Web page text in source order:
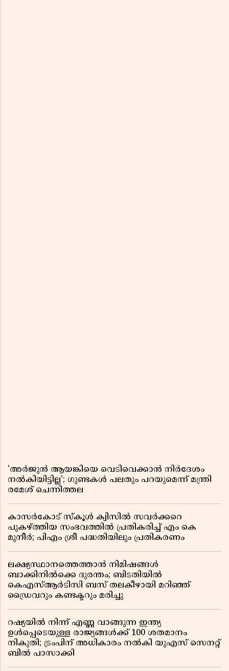
'അർജുൻ ആയങ്കിയെ വെടിവെക്കാൻ നിർദേശം
നൽകിയിട്ടില്ല'; ഗുണ്ടകൾ പലതും പറയുമെന്ന് മന്ത്രി
രമേശ് ചെന്നിത്തല
കാസർകോട് സ്കൂൾ ക്വിസിൽ സവർക്കറെ
പുകഴ്ത്തിയ സംഭവത്തിൽ പ്രതികരിച്ച് എം കെ
മുനീർ; പിഎം ശ്രീ പദ്ധതിയിലും പ്രതികരണം
ലക്ഷ്യസ്ഥാനത്തെത്താൻ നിമിഷങ്ങൾ
ബാക്കിനിൽക്കെ ദുരന്തം; ബിടതിയിൽ
കെഎസ്ആർടിസി ബസ് തലകീഴായി മറിഞ്ഞ്
ഡ്രൈവറും കണ്ടക്ടറും മരിച്ചു
റഷ്യയിൽ നിന്ന് എണ്ണ വാങ്ങുന്ന ഇന്ത്യ
ഉൾപ്പെടെയുള്ള രാജ്യങ്ങൾക്ക് 100 ശതമാനം
നികുതി; ട്രംപിന് അധികാരം നൽകി യുഎസ് സെനറ്റ്
ബിൽ പാസാക്കി